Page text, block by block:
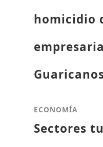
homicidio
ECONOMÍA
Sectores